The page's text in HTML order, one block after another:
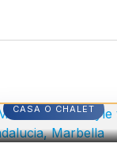
CASA O CHALET